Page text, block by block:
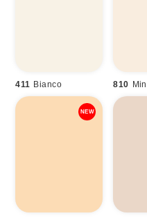
411 Bianco 810